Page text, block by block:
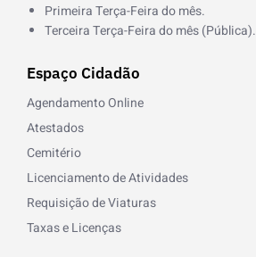
Primeira Terça-Feira do mês.
Terceira Terça-Feira do mês (Pública).
Espaço Cidadão
Agendamento Online
Atestados
Cemitério
Licenciamento de Atividades
Requisição de Viaturas
Taxas e Licenças